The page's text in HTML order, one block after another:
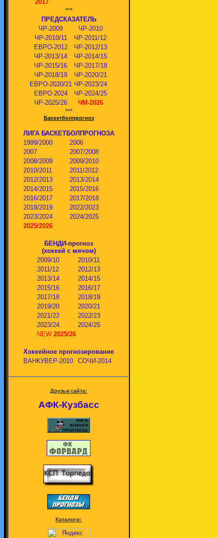
2017
***
ПРЕДСКАЗАТЕЛЬ
ЧР-2009
ЧР-2010
ЧР-2010/11
ЧР-2011/12
ЕВРО-2012
ЧР-2012/13
ЧР-2013/14
ЧР-2014/15
ЧР-2015/16
ЧР-2017/18
ЧР-2018/19
ЧР-2020/21
ЕВРО-2020/21 ЧР-2023/24
ЕВРО-2024
ЧР-2024/25
ЧР-2025/26
ЧМ-2026
***
Баскетболпрогноз
ЛИГА БАСКЕТБОЛПРОГНОЗА
1999/2000
2006
2007
2007/2008
2008/2009
2009/2010
2010/2011
2011/2012
2012/2013
2013/2014
2014/2015
2015/2016
2016/2017
2017/2018
2018/2019
2022/2023
2023/2024
2024/2025
2025/2026
БЕНДИ-прогноз
(хоккей с мячом)
2009/10
2010/11
2011/12
2012/13
2013/14
2014/15
2015/16
2016/17
2017/18
2018/19
2019/20
2020/21
2021/22
2022/23
2023/24
2024/25
NEW 2025/26
Хоккейное прогнозирование
ВАНКУВЕР-2010
СОЧИ-2014
Друзья сайта:
АФК-Кузбасс
Каталоги: